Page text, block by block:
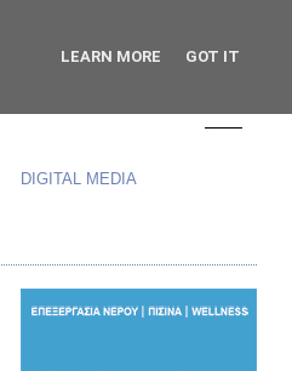
DIGITAL MEDIA
LEARN MORE GOT IT